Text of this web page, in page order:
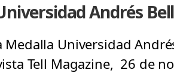
Andrés
Universidad
Tell Magazine, 26 de